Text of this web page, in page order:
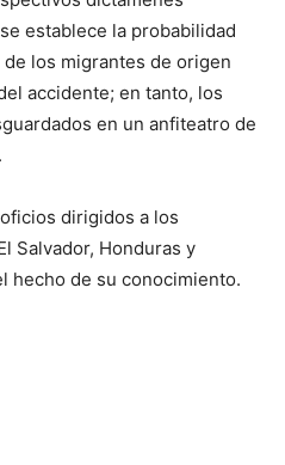
establece la probabilidad
los migrantes de origen
accidente; en tanto, los
en un anfiteatro de
dirigidos a los
Salvador, Honduras y
hecho de su conocimiento.